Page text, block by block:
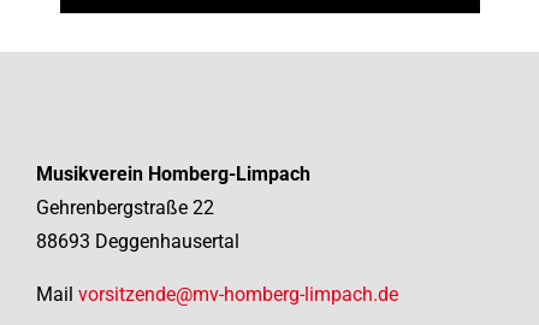
Musikverein Homberg-Limpach
Gehrenbergstraße 22
88693 Deggenhausertal
Mail vorsitzende@mv-homberg-limpach.de